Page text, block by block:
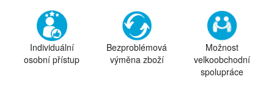
Individuální
osobní přístup
Bezproblémová
výměna zboží
Možnost
velkoobchodní
spolupráce